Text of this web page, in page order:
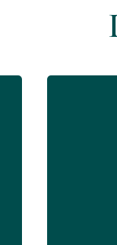
dans